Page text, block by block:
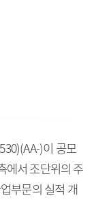
)이 공모
에서 조단위의 주
부문의 실적 개